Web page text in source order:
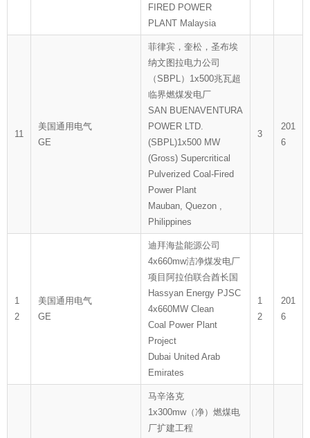
FIRED POWER
PLANT Malaysia
11
美国通用电气
GE
菲律宾，奎松，圣布埃
纳文图拉电力公司
（SBPL）1x500兆瓦超
临界燃煤发电厂
SAN BUENAVENTURA
POWER LTD.
(SBPL)1x500 MW
(Gross) Supercritical
Pulverized Coal-Fired
Power Plant
Mauban, Quezon ,
Philippines
3
201
6
1
2
美国通用电气
GE
迪拜海盐能源公司
4x660mw洁净煤发电厂
项目阿拉伯联合酋长国
Hassyan Energy PJSC
4x660MW Clean
Coal Power Plant
Project
Dubai United Arab
Emirates
1
2
201
6
马辛洛克
1x300mw（净）燃煤电
厂扩建工程